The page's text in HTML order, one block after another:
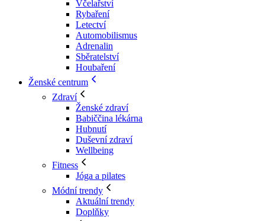
Včelařství
Rybaření
Letectví
Automobilismus
Adrenalin
Sběratelství
Houbaření
Ženské centrum
Zdraví
Ženské zdraví
Babiččina lékárna
Hubnutí
Duševní zdraví
Wellbeing
Fitness
Jóga a pilates
Módní trendy
Aktuální trendy
Doplňky